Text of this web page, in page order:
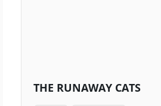
THE RUNAWAY CATS